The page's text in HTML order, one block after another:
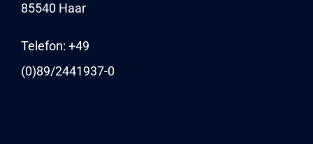
85540 Haar
Telefon: +49
(0)89/2441937-0
NEWS